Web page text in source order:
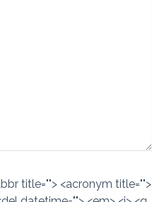
title=""> <acronym title="">